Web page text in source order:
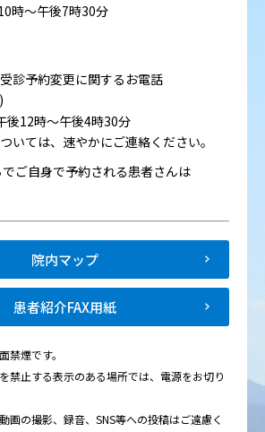
時～午後7時30分
診予約変更に関するお電話
後12時～午後4時30分
いては、速やかにご連絡ください。
ご自身で予約される患者さんは
院内マップ
患者紹介FAX用紙
煙です。
禁止する表示のある場所では、電源をお切り
画の撮影、録音、SNS等への投稿はご遠慮く